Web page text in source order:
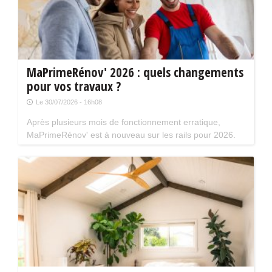
MaPrimeRénov' 2026 : quels changements
pour vos travaux ?
Le 30/07/2026 - 16h08
Après plusieurs mois de fonctionnement erratique,
MaPrimeRénov' est à nouveau sur les rails pour 2026.
limiter le nombre de chantiers éligibles. Tour d'horizon.